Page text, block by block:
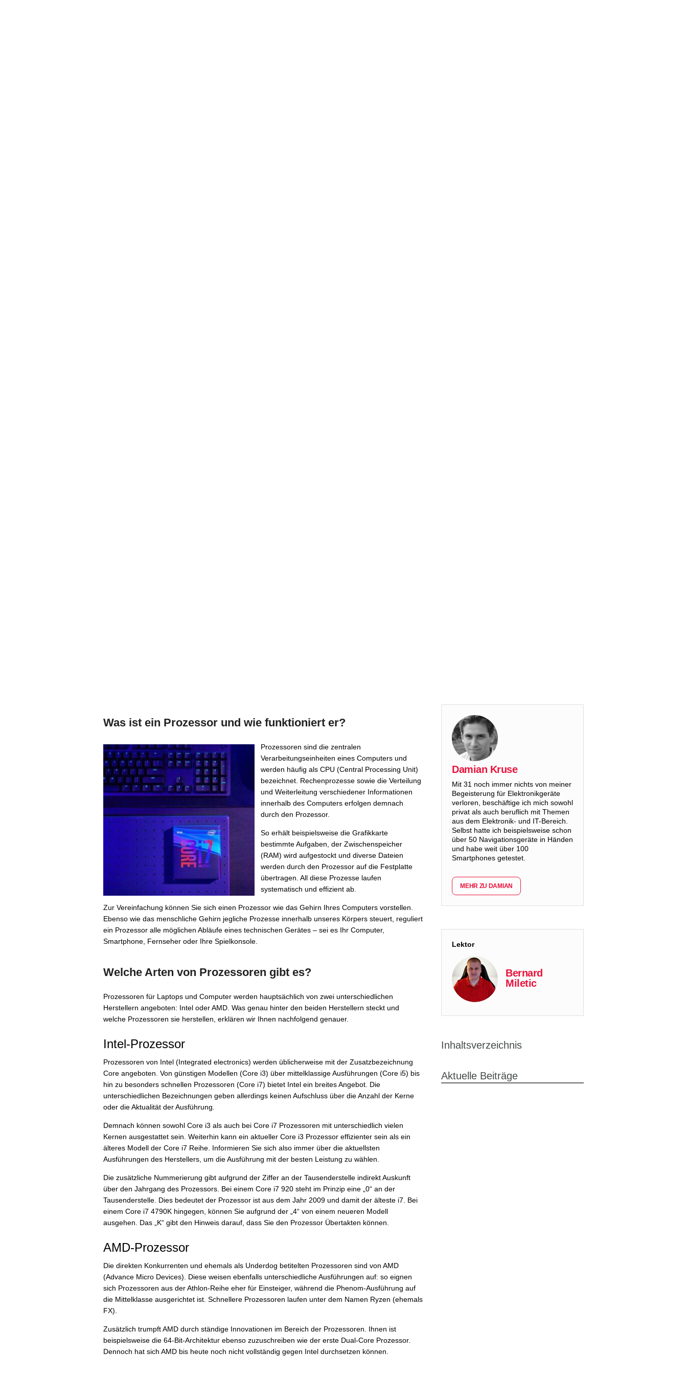
Was ist ein Prozessor und wie funktioniert er?
Prozessoren sind die zentralen
Verarbeitungseinheiten eines Computers und
werden häufig als CPU (Central Processing Unit)
bezeichnet. Rechenprozesse sowie die Verteilung
und Weiterleitung verschiedener Informationen
innerhalb des Computers erfolgen demnach
durch den Prozessor.
So erhält beispielsweise die Grafikkarte
bestimmte Aufgaben, der Zwischenspeicher
(RAM) wird aufgestockt und diverse Dateien
werden durch den Prozessor auf die Festplatte
übertragen. All diese Prozesse laufen
systematisch und effizient ab.
Zur Vereinfachung können Sie sich einen Prozessor wie das Gehirn Ihres Computers vorstellen.
Ebenso wie das menschliche Gehirn jegliche Prozesse innerhalb unseres Körpers steuert, reguliert
ein Prozessor alle möglichen Abläufe eines technischen Gerätes – sei es Ihr Computer,
Smartphone, Fernseher oder Ihre Spielkonsole.
Welche Arten von Prozessoren gibt es?
Prozessoren für Laptops und Computer werden hauptsächlich von zwei unterschiedlichen
Herstellern angeboten: Intel oder AMD. Was genau hinter den beiden Herstellern steckt und
welche Prozessoren sie herstellen, erklären wir Ihnen nachfolgend genauer.
Intel-Prozessor
Prozessoren von Intel (Integrated electronics) werden üblicherweise mit der Zusatzbezeichnung
Core angeboten. Von günstigen Modellen (Core i3) über mittelklassige Ausführungen (Core i5) bis
hin zu besonders schnellen Prozessoren (Core i7) bietet Intel ein breites Angebot. Die
unterschiedlichen Bezeichnungen geben allerdings keinen Aufschluss über die Anzahl der Kerne
oder die Aktualität der Ausführung.
Demnach können sowohl Core i3 als auch bei Core i7 Prozessoren mit unterschiedlich vielen
Kernen ausgestattet sein. Weiterhin kann ein aktueller Core i3 Prozessor effizienter sein als ein
älteres Modell der Core i7 Reihe. Informieren Sie sich also immer über die aktuellsten
Ausführungen des Herstellers, um die Ausführung mit der besten Leistung zu wählen.
Die zusätzliche Nummerierung gibt aufgrund der Ziffer an der Tausenderstelle indirekt Auskunft
über den Jahrgang des Prozessors. Bei einem Core i7 920 steht im Prinzip eine „0“ an der
Tausenderstelle. Dies bedeutet der Prozessor ist aus dem Jahr 2009 und damit der älteste i7. Bei
einem Core i7 4790K hingegen, können Sie aufgrund der „4“ von einem neueren Modell
ausgehen. Das „K“ gibt den Hinweis darauf, dass Sie den Prozessor Übertakten können.
AMD-Prozessor
Die direkten Konkurrenten und ehemals als Underdog betitelten Prozessoren sind von AMD
(Advance Micro Devices). Diese weisen ebenfalls unterschiedliche Ausführungen auf: so eignen
sich Prozessoren aus der Athlon-Reihe eher für Einsteiger, während die Phenom-Ausführung auf
die Mittelklasse ausgerichtet ist. Schnellere Prozessoren laufen unter dem Namen Ryzen (ehemals
FX).
Zusätzlich trumpft AMD durch ständige Innovationen im Bereich der Prozessoren. Ihnen ist
beispielsweise die 64-Bit-Architektur ebenso zuzuschreiben wie der erste Dual-Core Prozessor.
Dennoch hat sich AMD bis heute noch nicht vollständig gegen Intel durchsetzen können.
Damian Kruse
Mit 31 noch immer nichts von meiner
Begeisterung für Elektronikgeräte
verloren, beschäftige ich mich sowohl
privat als auch beruflich mit Themen
aus dem Elektronik- und IT-Bereich.
Selbst hatte ich beispielsweise schon
über 50 Navigationsgeräte in Händen
und habe weit über 100
Smartphones getestet.
MEHR ZU DAMIAN
Lektor
Bernard
Miletic
Inhaltsverzeichnis
Aktuelle Beiträge